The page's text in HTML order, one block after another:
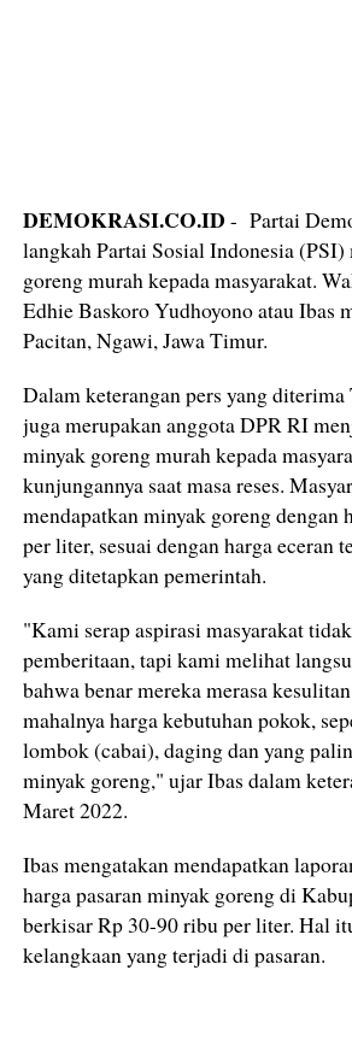
DEMOKRASI.CO.ID - Partai
langkah Partai Sosial Indonesia
goreng murah kepada masyarakat.
Edhie Baskoro Yudhoyono atau Ibas
Pacitan, Ngawi, Jawa Timur.
Dalam keterangan pers yang diterima
juga merupakan anggota DPR RI
minyak goreng murah kepada
kunjungannya saat masa reses.
mendapatkan minyak goreng dengan
per liter, sesuai dengan harga eceran
yang ditetapkan pemerintah.
"Kami serap aspirasi masyarakat
pemberitaan, tapi kami melihat
bahwa benar mereka merasa
mahalnya harga kebutuhan pokok,
lombok (cabai), daging dan yang
minyak goreng," ujar Ibas dalam
Maret 2022.
Ibas mengatakan mendapatkan
harga pasaran minyak goreng di
berkisar Rp 30-90 ribu per liter. Hal
kelangkaan yang terjadi di pasaran.